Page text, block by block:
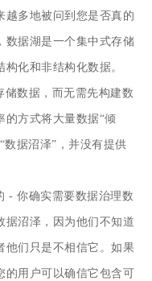
越多地被问到您是否真的
数据湖是一个集中式存储
化和非结构化数据。
储数据，而无需先构建数
的方式将大量数据“倾
数据沼泽”，并没有提供
- 你确实需要数据治理数
据沼泽，因为他们不知道
他们只是不相信它。如果
的用户可以确信它包含可